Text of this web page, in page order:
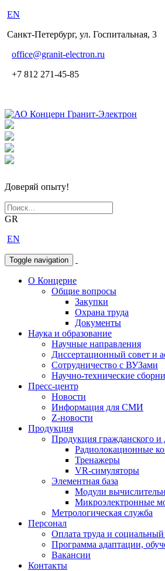
EN
Санкт-Петербург, ул. Госпитальная, 3
office@granit-electron.ru
+7 812 271-45-85
Доверяй опыту!
GR
EN
Toggle navigation
О Концерне
Общие вопросы
Закупки
Охрана труда
Документы
Наука и образование
Научные направления
Диссертационный совет и
Сотрудничество с ВУЗами
Научно-технические
Пресс-центр
Новости
Информация для СМИ
Z-новости
Продукция
Продукция гражданского и
Радиолокационные
Тренажеры
VR-симуляторы
Элементная база
Модули
Микроэлектронные
Метрологическая служба
Персонал
Оплата труда и социальный
Программа адаптации,
Вакансии
Контакты